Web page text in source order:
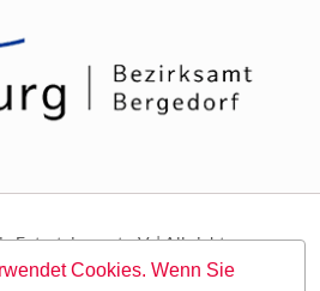
Entertainment e.V. | All rights
Cookies. Wenn Sie